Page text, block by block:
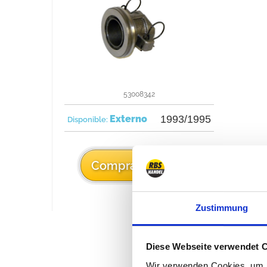
Zustimmung
Diese Webseite verwendet
53008342
Disponible: Externo 1993/1995
Comprarlo 55 €